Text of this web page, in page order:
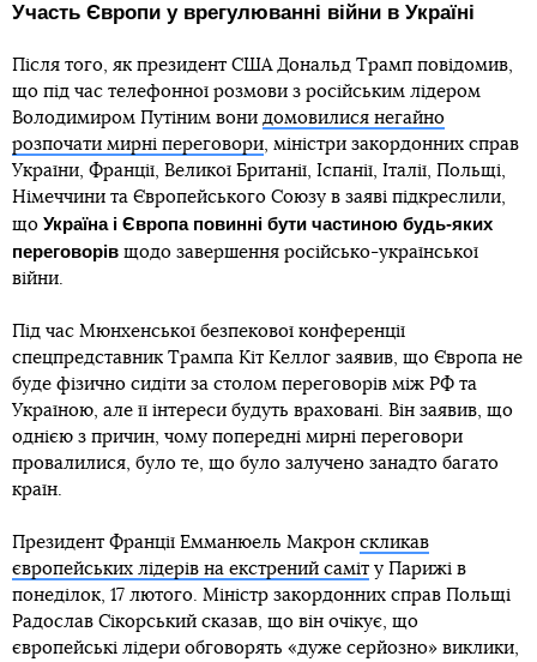
Участь Європи у врегулюванні війни в Україні
Після того, як президент США Дональд Трамп повідомив,
що під час телефонної розмови з російським лідером
Володимиром Путіним вони домовилися негайно
розпочати мирні переговори, міністри закордонних справ
України, Франції, Великої Британії, Іспанії, Італії, Польщі,
Німеччини та Європейського Союзу в заяві підкреслили,
що Україна і Європа повинні бути частиною будь-яких
переговорів щодо завершення російсько-української
війни.
Під час Мюнхенської безпекової конференції
спецпредставник Трампа Кіт Келлог заявив, що Європа не
буде фізично сидіти за столом переговорів між РФ та
Україною, але її інтереси будуть враховані. Він заявив, що
однією з причин, чому попередні мирні переговори
провалилися, було те, що було залучено занадто багато
країн.
Президент Франції Емманюель Макрон скликав
європейських лідерів на екстрений саміт у Парижі в
понеділок, 17 лютого. Міністр закордонних справ Польщі
Радослав Сікорський сказав, що він очікує, що
європейські лідери обговорять «дуже серйозно» виклики,